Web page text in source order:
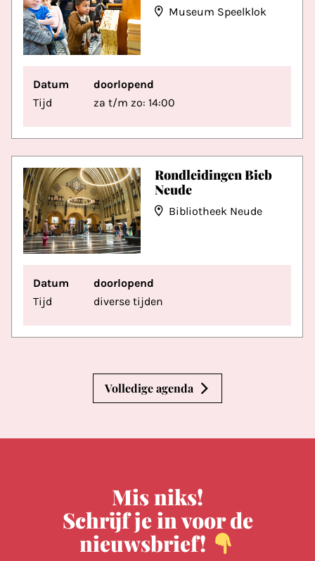
Museum Speelklok
Datum
doorlopend
Tijd
za t/m zo: 14:00
Rondleidingen Bieb
Neude
Bibliotheek Neude
Datum
doorlopend
Tijd
diverse tijden
Volledige agenda
Mis niks!
Schrijf je in voor de
nieuwsbrief!